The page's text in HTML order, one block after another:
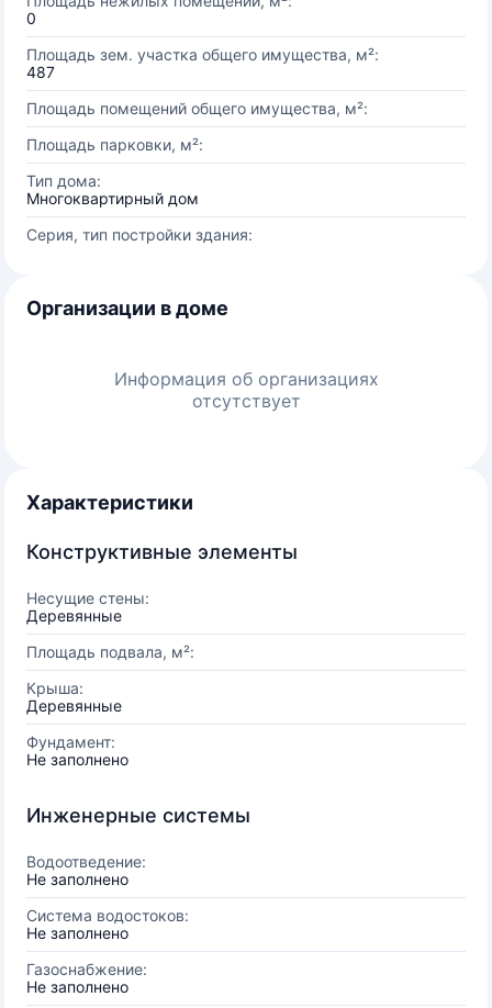
0
Площадь зем. участка общего имущества, м²:
487
Площадь помещений общего имущества, м²:
Площадь парковки, м²:
Тип дома:
Многоквартирный дом
Серия, тип постройки здания:
Организации в доме
Информация об организациях
отсутствует
Характеристики
Конструктивные элементы
Несущие стены:
Деревянные
Площадь подвала, м²:
Крыша:
Деревянные
Фундамент:
Не заполнено
Инженерные системы
Водоотведение:
Не заполнено
Система водостоков:
Не заполнено
Газоснабжение:
Не заполнено